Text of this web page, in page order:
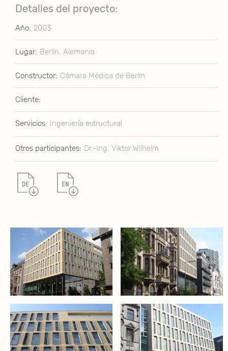
Detalles del proyecto:
Año: 2003
Lugar: Berlín, Alemania
Constructor: Cámara Médica de Berlín
Cliente:
Servicios: Ingeniería estructural
Otros participantes: Dr.-Ing. Viktor Wilhelm